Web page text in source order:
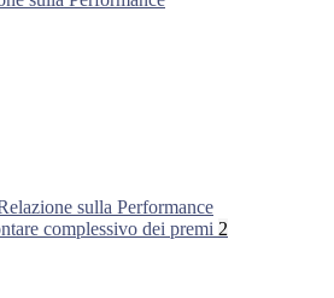
sulla Performance
complessivo dei premi 2